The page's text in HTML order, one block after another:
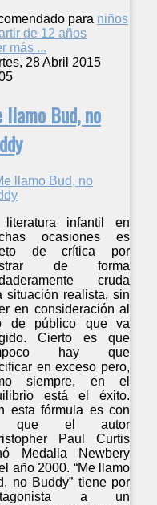
para niños
de 12 años
más ...
28 Abril 2015
llamo Bud, no
literatura infantil en
ocasiones es
de crítica por
de forma
cruda
situación realista, sin
en consideración al
de público que va
Cierto es que
hay que
en exceso pero,
siempre, en el
está el éxito.
esta fórmula es con
que el autor
Paul Curtis
Medalla Newbery
año 2000. “Me llamo
no Buddy” tiene por
a un